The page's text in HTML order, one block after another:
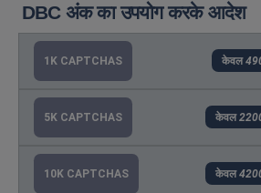
DBC अंक का उपयोग करके आदेश
1K CAPTCHAS केवल
5K CAPTCHAS केवल
10K CAPTCHAS केवल